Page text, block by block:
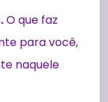
O que faz
para você,
naquele